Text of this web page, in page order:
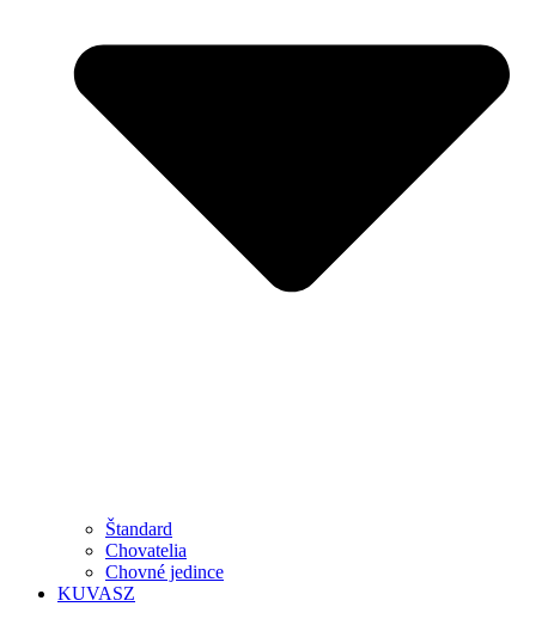
Štandard
Chovatelia
Chovné jedince
KUVASZ